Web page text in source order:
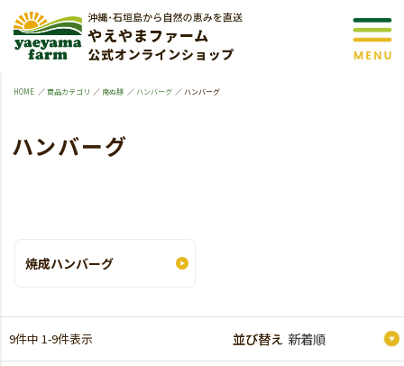
HOME 商品カテゴリ 南ぬ豚 ハンバーグ ハンバーグ
ハンバーグ
焼成ハンバーグ
9件中 1-9件表示